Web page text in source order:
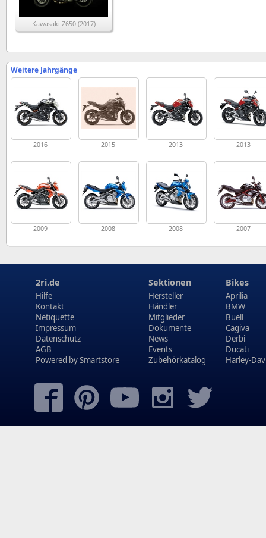
Kawasaki Z650 (2017)
Weitere Jahrgänge
2016 2015 2013 2013
2009 2008 2008 2007
2ri.de
Hilfe
Kontakt
Netiquette
Impressum
Datenschutz
AGB
Powered bySmartstore
Sektionen
Hersteller
Händler
Mitglieder
Dokumente
News
Events
Zubehörkatalog
Bikes
Aprilia
BMW
Buell
Cagiva
Derbi
Ducati
Harley-